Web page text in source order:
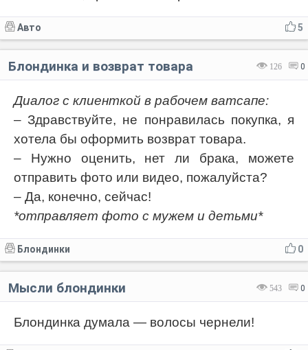
5
Авто
126 0
Блондинка и возврат товара
Диалог с клиенткой в рабочем ватсапе:
– Здравствуйте, не понравилась покупка, я
хотела бы оформить возврат товара.
– Нужно оценить, нет ли брака, можете
отправить фото или видео, пожалуйста?
– Да, конечно, сейчас!
*отправляет фото с мужем и детьми*
0
Блондинки
543 0
Мысли блондинки
Блондинка думала — волосы чернели!